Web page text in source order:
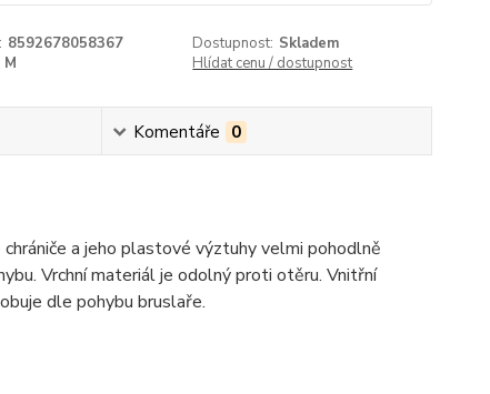
8592678058367 Dostupnost: Skladem
M Hlídat cenu / dostupnost
Komentáře 0
a jeho plastové výztuhy velmi pohodlně
Vrchní materiál je odolný proti otěru. Vnitřní
dle pohybu bruslaře.